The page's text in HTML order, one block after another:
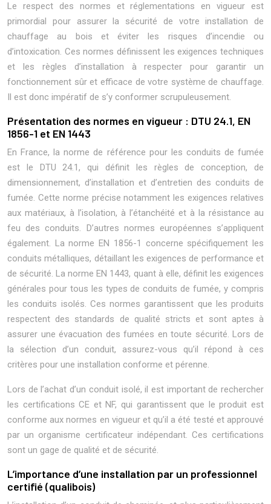
Le respect des normes et réglementations en vigueur est
primordial pour assurer la sécurité de votre installation de
chauffage au bois et éviter les risques d’incendie ou
d’intoxication. Ces normes définissent les exigences techniques
et les règles d’installation à respecter pour garantir un
fonctionnement sûr et efficace de votre système de chauffage.
Il est donc impératif de s’y conformer scrupuleusement.
Présentation des normes en vigueur : DTU 24.1, EN
1856-1 et EN 1443
En France, la norme de référence pour les conduits de fumée
est le DTU 24.1, qui définit les règles de conception, de
dimensionnement, d’installation et d’entretien des conduits de
fumée. Cette norme précise notamment les exigences relatives
aux matériaux, à l’isolation, à l’étanchéité et à la résistance au
feu des conduits. D’autres normes européennes s’appliquent
également. La norme EN 1856-1 concerne spécifiquement les
conduits métalliques, détaillant les exigences de performance et
de sécurité. La norme EN 1443, quant à elle, définit les exigences
générales pour tous les types de conduits de fumée, y compris
les conduits isolés. Ces normes garantissent que les produits
respectent des standards de qualité stricts et sont aptes à
assurer une évacuation des fumées en toute sécurité. Lors de
la sélection d’un conduit, assurez-vous qu’il répond à ces
critères pour une installation conforme et pérenne.
Lors de l’achat d’un conduit isolé, il est important de rechercher
les certifications CE et NF, qui garantissent que le produit est
conforme aux normes en vigueur et qu’il a été testé et approuvé
par un organisme certificateur indépendant. Ces certifications
sont un gage de qualité et de sécurité.
L’importance d’une installation par un professionnel
certifié (qualibois)